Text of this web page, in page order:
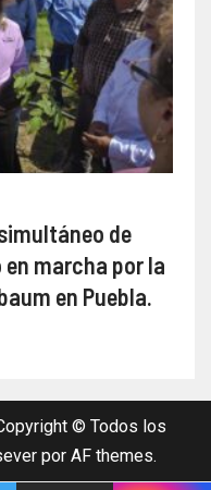
de
en marcha por la
en Puebla.
© Todos los
por AF themes.